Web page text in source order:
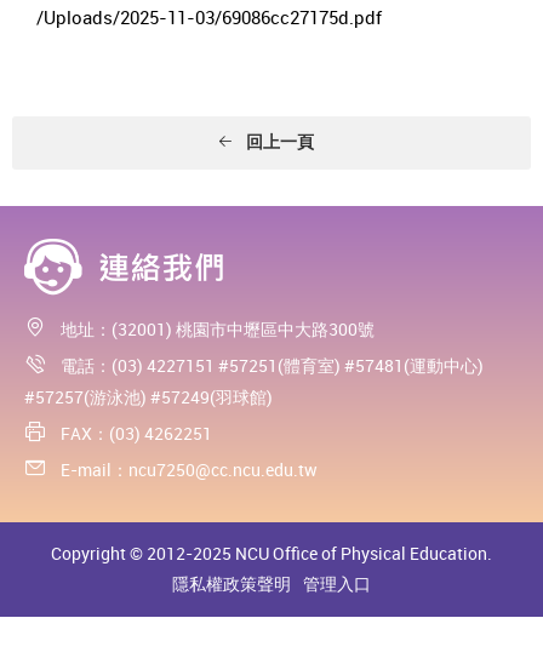
/Uploads/2025-11-03/69086cc27175d.pdf
回上一頁
地址：(32001) 桃園市中壢區中大路300號
電話：(03) 4227151 #57251(體育室) #57481(運動中心)
#57257(游泳池) #57249(羽球館)
FAX：(03) 4262251
E-mail： ncu7250@cc.ncu.edu.tw
Copyright © 2012-2025 NCU Office of Physical Education.
隱私權政策聲明 管理入口